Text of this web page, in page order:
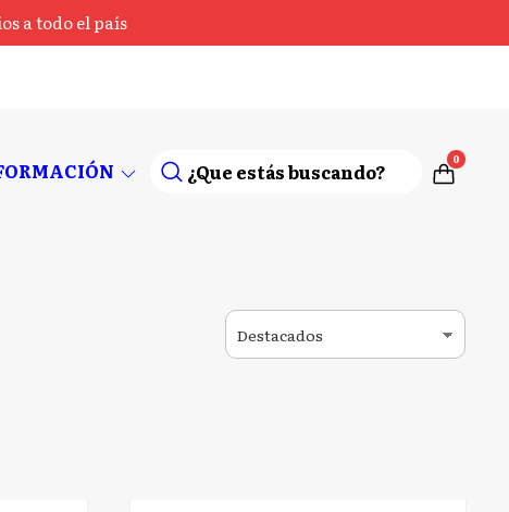
a todo el país
0